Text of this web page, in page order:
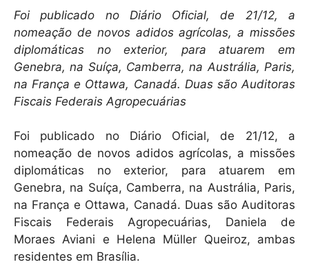
at
s
A
p
p
c
e
b
o
o
k
ai
l
Foi publicado no Diário Oficial, de 21/12, a
nomeação de novos adidos agrícolas, a missões
diplomáticas no exterior, para atuarem em
Genebra, na Suíça, Camberra, na Austrália, Paris,
na França e Ottawa, Canadá. Duas são Auditoras
Fiscais Federais Agropecuárias
Foi publicado no Diário Oficial, de 21/12, a
nomeação de novos adidos agrícolas, a missões
diplomáticas no exterior, para atuarem em
Genebra, na Suíça, Camberra, na Austrália, Paris,
na França e Ottawa, Canadá. Duas são Auditoras
Fiscais Federais Agropecuárias, Daniela de
Moraes Aviani e Helena Müller Queiroz, ambas
residentes em Brasília.